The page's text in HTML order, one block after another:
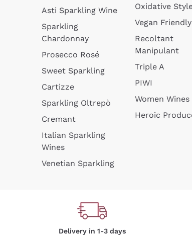
Asti Sparkling Wine
Sparkling
Chardonnay
Prosecco Rosé
Sweet Sparkling
Cartizze
Sparkling Oltrepò
Cremant
Italian Sparkling
Wines
Venetian Sparkling
Oxidative
Vegan Friendly
Recoltant
Manipulant
Triple A
PIWI
Women Wines
Heroic
Delivery in 1-3 days